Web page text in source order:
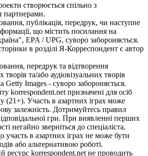
створюється спільно з
партнерами.
публікація, передрук, чи наступне
що містить посилання на
EPA / UPG, суворо забороняється.
в розділі Я-Корреспондент є автор
передрук та відтворення
творів та/або аудіовізуальних творів
Getty Images - суворо забороняється.
korrespondent.net призначені для осіб
(21+). Участь в азартних іграх може
залежність. Дотримуйтесь правил
гри. При виявленні перших
негайно зверніться до спеціаліста.
участь в азартних іграх не може бути
або альтернативою роботі.
ресурс korrespondent.net не проводить